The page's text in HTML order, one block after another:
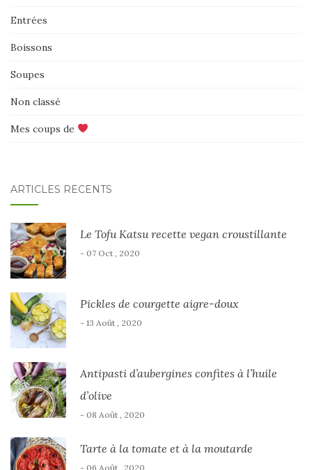
Entrées
Boissons
Soupes
Non classé
Mes coups de
ARTICLES RÉCENTS
Le Tofu Katsu recette vegan croustillante
- 07 Oct , 2020
Pickles de courgette aigre-doux
- 13 Août , 2020
Antipasti d’aubergines confites à l’huile
d’olive
- 08 Août , 2020
Tarte à la tomate et à la moutarde
- 06 Août , 2020